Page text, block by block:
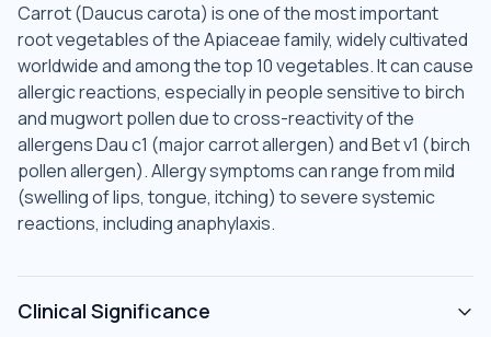
Carrot (Daucus carota) is one of the most important
root vegetables of the Apiaceae family, widely cultivated
worldwide and among the top 10 vegetables. It can cause
allergic reactions, especially in people sensitive to birch
and mugwort pollen due to cross-reactivity of the
allergens Dau c1 (major carrot allergen) and Bet v1 (birch
pollen allergen). Allergy symptoms can range from mild
(swelling of lips, tongue, itching) to severe systemic
reactions, including anaphylaxis.
Clinical Significance